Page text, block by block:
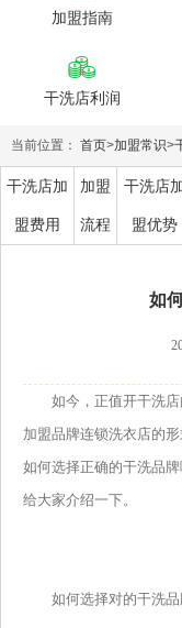
加盟指南

干洗店利润
当前位置： 首页>加盟常识>
干洗店加
盟费用
加盟
流程
干洗店
盟优势
如
如今，正值开干洗店
加盟品牌连锁洗衣店的
如何选择正确的干洗品
给大家介绍一下。
如何选择对的干洗品